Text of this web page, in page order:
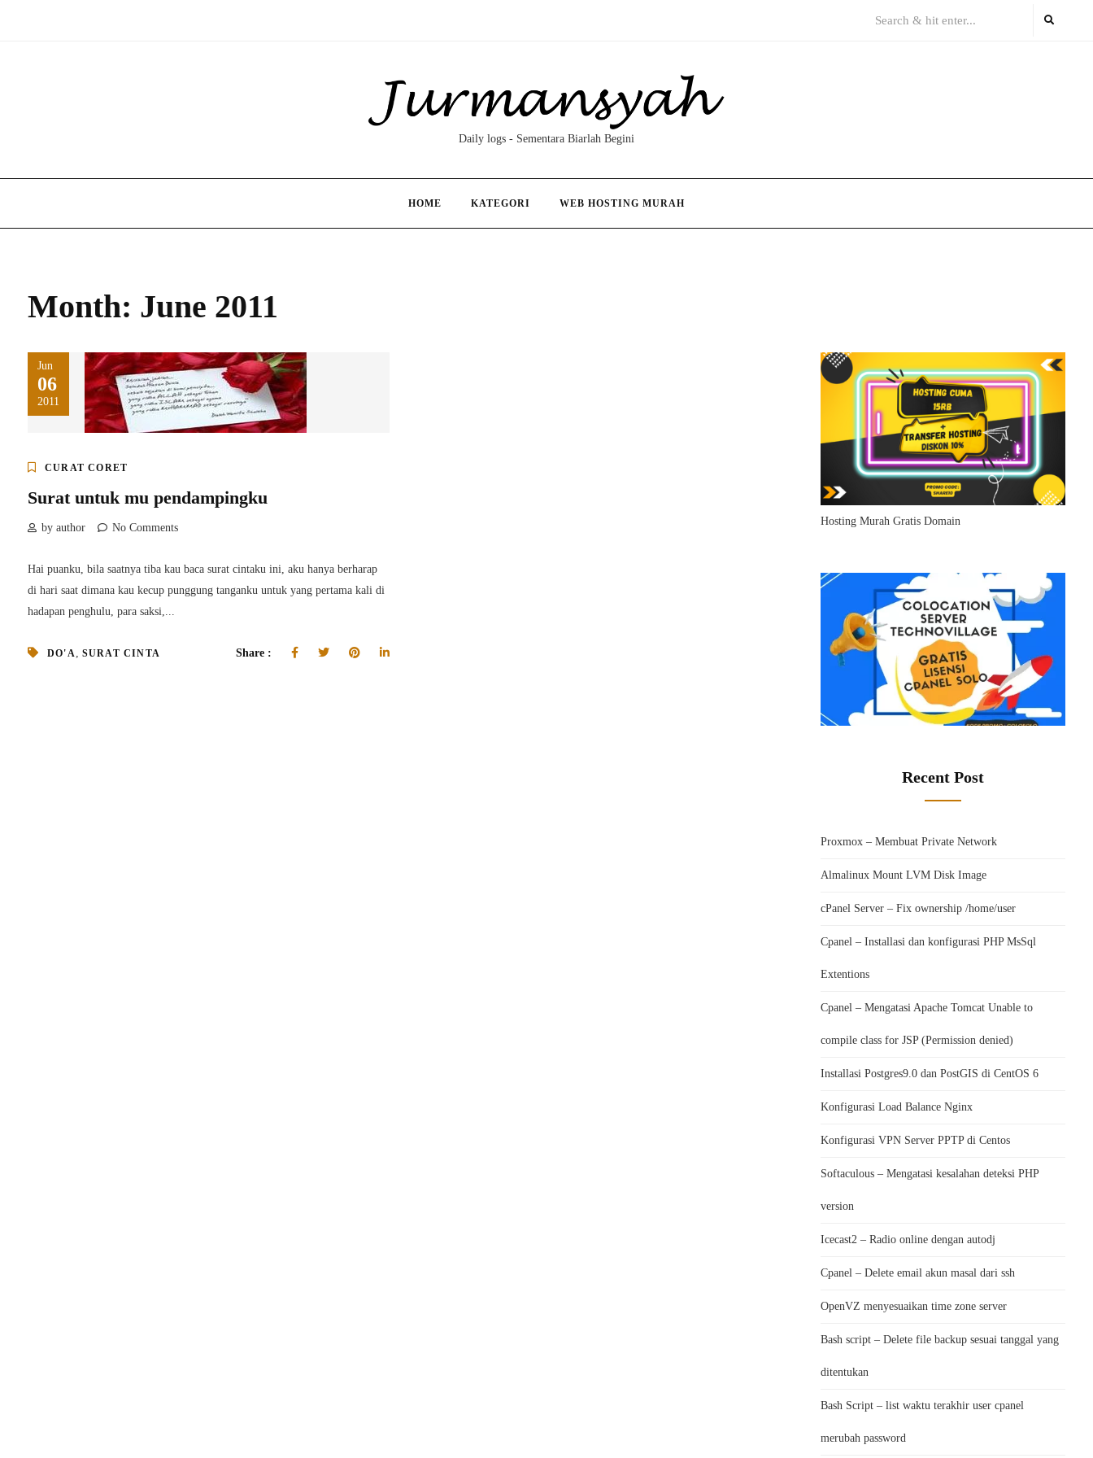
Daily logs - Sementara Biarlah Begini
HOME KATEGORI WEB HOSTING MURAH
Month: June 2011
Jun
06
2011
CURAT CORET
Surat untuk mu pendampingku
by author No Comments
Hai puanku, bila saatnya tiba kau baca surat cintaku ini, aku hanya berharap
di hari saat dimana kau kecup punggung tanganku untuk yang pertama kali di
hadapan penghulu, para saksi,...
DO'A SURAT CINTA Share :
Hosting Murah Gratis Domain
Recent Post
Proxmox – Membuat Private Network
Almalinux Mount LVM Disk Image
cPanel Server – Fix ownership /home/user
Cpanel – Installasi dan konfigurasi PHP MsSql
Extentions
Cpanel – Mengatasi Apache Tomcat Unable to
compile class for JSP (Permission denied)
Installasi Postgres9.0 dan PostGIS di CentOS 6
Konfigurasi Load Balance Nginx
Konfigurasi VPN Server PPTP di Centos
Softaculous – Mengatasi kesalahan deteksi PHP
version
Icecast2 – Radio online dengan autodj
Cpanel – Delete email akun masal dari ssh
OpenVZ menyesuaikan time zone server
Bash script – Delete file backup sesuai tanggal yang
ditentukan
Bash Script – list waktu terakhir user cpanel
merubah password